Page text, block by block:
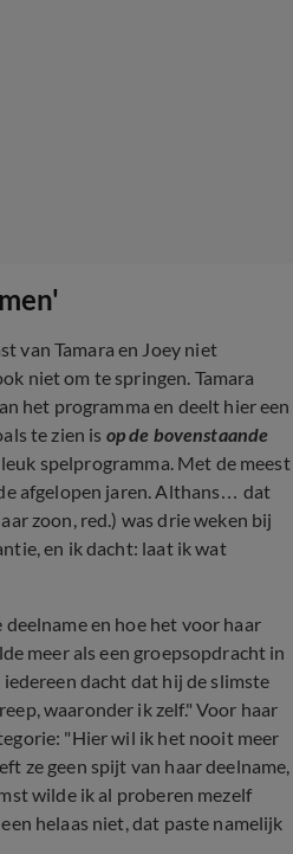
van Tamara en Joey niet
niet om te springen. Tamara
het programma en deelt hier een
te zien is op de bovenstaande
spelprogramma. Met de meest
afgelopen jaren. Althans… dat
zoon, red.) was drie weken bij
en ik dacht: laat ik wat
en hoe het voor haar
meer als een groepsopdracht in
dacht dat hij de slimste
waaronder ik zelf." Voor haar
"Hier wil ik het nooit meer
ze geen spijt van haar deelname,
wilde ik al proberen mezelf
helaas niet, dat paste namelijk